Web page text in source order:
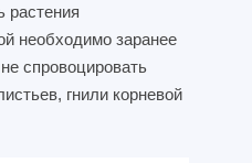
растения
необходимо заранее
спровоцировать
гнили корневой